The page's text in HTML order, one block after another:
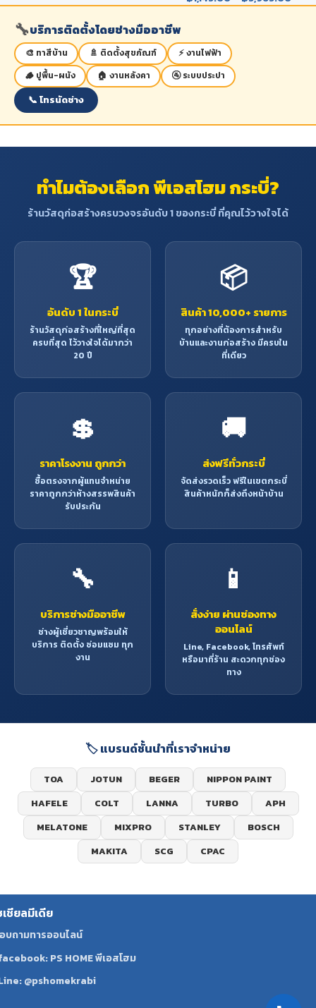
🔧บริการติดตั้งโดยช่างมืออาชีพ
🎨 ทาสีบ้าน 🚿 ติดตั้งสุขภัณฑ์
⚡ งานไฟฟ้า
🪵 ปูพื้น-ผนัง
🏠 งานหลังคา 🚰 ระบบประปา
📞 โทรนัดช่าง
ทำไมต้องเลือก พีเอสโฮม กระบี่?
ร้านวัสดุก่อสร้างครบวงจรอันดับ 1 ของกระบี่ ที่คุณไว้วางใจได้
🏆
อันดับ 1 ในกระบี่
ร้านวัสดุก่อสร้างที่ใหญ่ที่สุด
ครบที่สุด ไว้วางใจได้มากว่า
20 ปี
📦
สินค้า 10,000+ รายการ
ทุกอย่างที่ต้องการสำหรับ
บ้านและงานก่อสร้าง มีครบใน
ที่เดียว
💲
ราคาโรงงาน ถูกกว่า
ซื้อตรงจากผู้แทนจำหน่าย
ราคาถูกกว่าห้างสรรพสินค้า
รับประกัน
🚚
ส่งฟรีทั่วกระบี่
จัดส่งรวดเร็ว ฟรีในเขตกระบี่
สินค้าหนักก็ส่งถึงหน้าบ้าน
🔧
บริการช่างมืออาชีพ
ช่างผู้เชี่ยวชาญพร้อมให้
บริการ ติดตั้ง ซ่อมแซม ทุก
งาน
📱
สั่งง่าย ผ่านช่องทาง
ออนไลน์
Line, Facebook, โทรศัพท์
หรือมาที่ร้าน สะดวกทุกช่อง
ทาง
🏷️ แบรนด์ชั้นนำที่เราจำหน่าย
TOA JOTUN BEGER
NIPPON PAINT
HAFELE
COLT LANNA TURBO
APH
MELATONE
MIXPRO STANLEY
BOSCH
MAKITA
SCG CPAC
เชียลมีเดีย
บถามทารออนไลน์
PS HOME พีเอสโฮม
@pshomekrabi